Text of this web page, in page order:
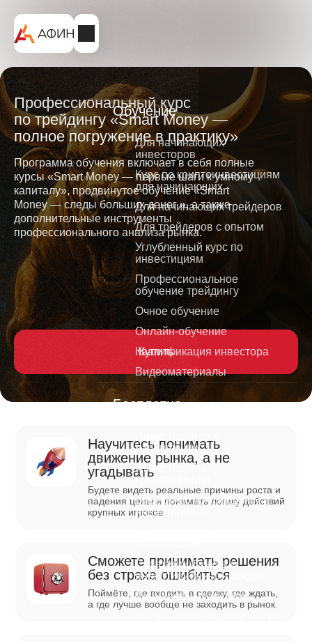
Обучение
Для начинающих
инвесторов
Курс по криптоинвестициям
для начинающих
Для начинающих трейдеров
Для трейдеров с опытом
Углубленный курс по
инвестициям
Профессиональное
обучение трейдингу
Очное обучение
Онлайн-обучение
Квалификация инвестора
Видеоматериалы
Бесплатно
начинающих
Инвестиции в
криптовалюты
Видеокурс по трейдингу и
инвестициям
Стратегии банков и
инвестиционных фондов
Дивидендные короли
Профессиональный курс
по трейдингу «Smart Money —
полное погружение в практику»
Программа обучения включает в себя полные
курсы «Smart Money — первые шаги к умному
капиталу», продвинутое обучение «Smart
Money — следы больших денег », а также
дополнительные инструменты
профессионального анализа рынка.
Купить
Научитесь понимать
движение рынка, а не
угадывать
Будете видеть реальные причины роста и
падения цены и понимать логику действий
крупных игроков.
Сможете принимать решения
без страха ошибиться
Поймёте, где входить в сделку, где ждать,
а где лучше вообще не заходить в рынок.